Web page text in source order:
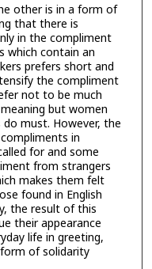
other is in a form of
that there is
in the compliment
which contain an
prefers short and
the compliment
not to be much
but women
must. However, the
in
for and some
from strangers
makes them felt
found in English
the result of this
their appearance
life in greeting,
of solidarity